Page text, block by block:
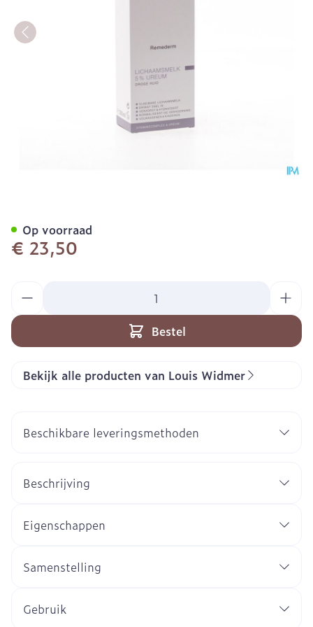
€ 23,50
Bestel
Op voorraad
Bekijk alle producten van Louis Widmer
Beschikbare leveringsmethoden
Beschrijving
Eigenschappen
Samenstelling
Gebruik